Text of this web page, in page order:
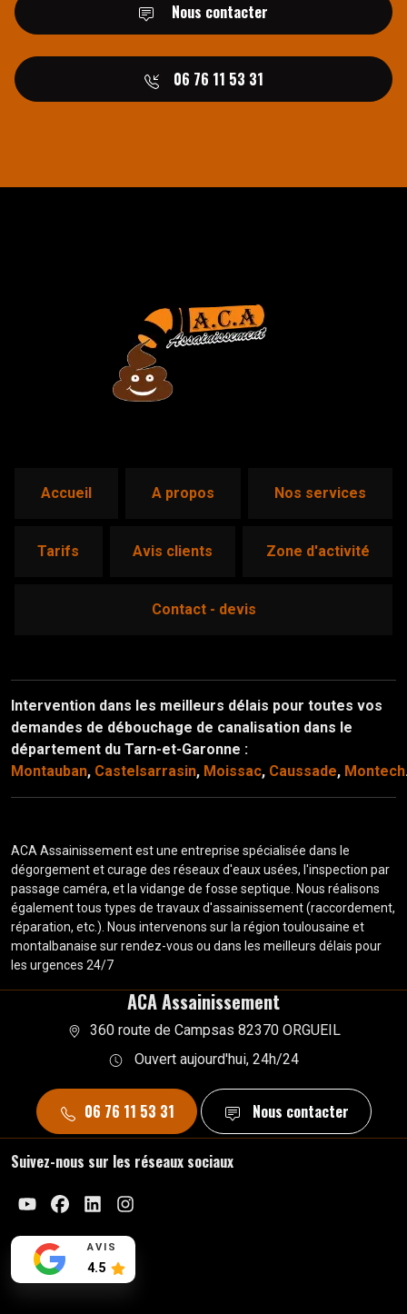
Nous contacter
06 76 11 53 31
accueil a propos nos services
tarifs avis clients zone d'activité
contact - devis
Intervention dans les meilleurs délais pour toutes vos
demandes de débouchage de canalisation dans le
département du Tarn-et-Garonne :
Montauban, Castelsarrasin, Moissac, Caussade, Montech
ACA Assainissement est une entreprise spécialisée dans le
dégorgement et curage des réseaux d'eaux usées, l'inspection par
passage caméra, et la vidange de fosse septique. Nous réalisons
également tous types de travaux d'assainissement (raccordement,
réparation, etc.). Nous intervenons sur la région toulousaine et
montalbanaise sur rendez-vous ou dans les meilleurs délais pour
les urgences 24/7
ACA Assainissement
360 route de Campsas 82370 ORGUEIL
Ouvert aujourd'hui, 24h/24
06 76 11 53 31 Nous contacter
Suivez-nous sur les réseaux sociaux
YoutubeFacebook
Linkedin
AVIS
4.5